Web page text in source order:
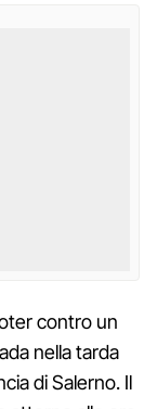
contro un
nella tarda
di Salerno. Il